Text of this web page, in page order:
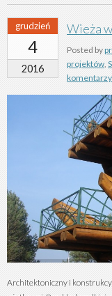
grudzień
4
2016
Wieża
Posted by
projektów
komentarzy
Architektoniczny i